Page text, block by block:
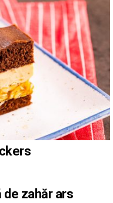
de zahăr ars